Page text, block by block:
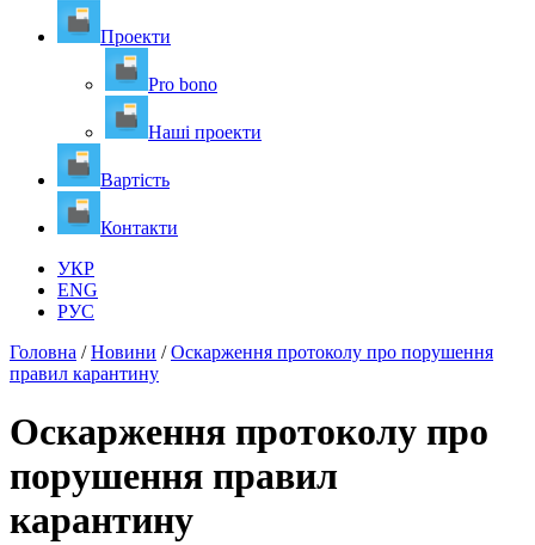
Проекти
Pro bono
Наші проекти
Вартість
Контакти
УКР
ENG
РУС
Головна /Новини /Оскарження протоколу про порушення
правил карантину
Оскарження протоколу про
порушення правил
карантину